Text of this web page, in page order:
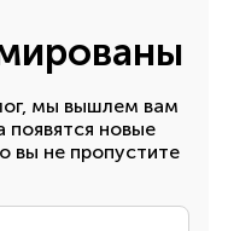
мы вышлем вам
появятся новые
вы не пропустите